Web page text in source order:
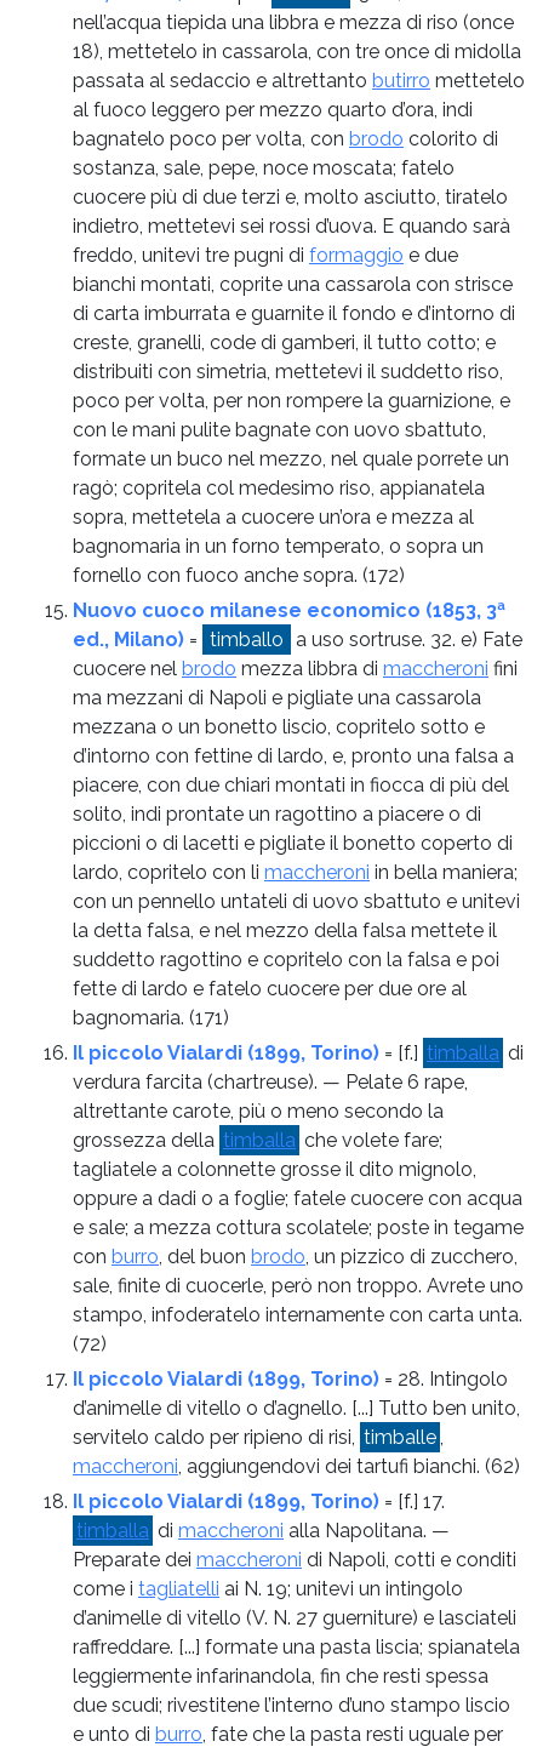
nell’acqua tiepida una libbra e mezza di riso (once
18), mettetelo in cassarola, con tre once di midolla
passata al sedaccio e altrettanto butirro mettetelo
al fuoco leggero per mezzo quarto d’ora, indi
bagnatelo poco per volta, con brodo colorito di
sostanza, sale, pepe, noce moscata; fatelo
cuocere più di due terzi e, molto asciutto, tiratelo
indietro, mettetevi sei rossi d’uova. E quando sarà
freddo, unitevi tre pugni di formaggio e due
bianchi montati, coprite una cassarola con strisce
di carta imburrata e guarnite il fondo e d’intorno di
creste, granelli, code di gamberi, il tutto cotto; e
distribuiti con simetria, mettetevi il suddetto riso,
poco per volta, per non rompere la guarnizione, e
con le mani pulite bagnate con uovo sbattuto,
formate un buco nel mezzo, nel quale porrete un
ragò; copritela col medesimo riso, appianatela
sopra, mettetela a cuocere un’ora e mezza al
bagnomaria in un forno temperato, o sopra un
fornello con fuoco anche sopra. (172)
Nuovo cuoco milanese economico (1853, 3ª
ed., Milano) = timballo
a uso sortruse. 32. e) Fate
cuocere nel brodo mezza libbra di maccheroni fini
ma mezzani di Napoli e pigliate una cassarola
mezzana o un bonetto liscio, copritelo sotto e
d’intorno con fettine di lardo, e, pronto una falsa a
piacere, con due chiari montati in fiocca di più del
solito, indi prontate un ragottino a piacere o di
piccioni o di lacetti e pigliate il bonetto coperto di
lardo, copritelo con li maccheroni in bella maniera;
con un pennello untateli di uovo sbattuto e unitevi
la detta falsa, e nel mezzo della falsa mettete il
suddetto ragottino e copritelo con la falsa e poi
fette di lardo e fatelo cuocere per due ore al
bagnomaria. (171)
Il piccolo Vialardi (1899, Torino) = [f.] timballa di
verdura farcita (chartreuse). — Pelate 6 rape,
altrettante carote, più o meno secondo la
grossezza della timballa che volete fare;
tagliatele a colonnette grosse il dito mignolo,
oppure a dadi o a foglie; fatele cuocere con acqua
e sale; a mezza cottura scolatele; poste in tegame
con burro, del buon brodo, un pizzico di zucchero,
sale, finite di cuocerle, però non troppo. Avrete uno
stampo, infoderatelo internamente con carta unta.
(72)
Il piccolo Vialardi (1899, Torino) = 28. Intingolo
d’animelle di vitello o d’agnello. [...] Tutto ben unito,
servitelo caldo per ripieno di risi, timballe,
maccheroni, aggiungendovi dei tartufi bianchi. (62)
Il piccolo Vialardi (1899, Torino) = [f.] 17.
timballa di maccheroni alla Napolitana. —
Preparate dei maccheroni di Napoli, cotti e conditi
come i tagliatelli ai N. 19; unitevi un intingolo
d’animelle di vitello (V. N. 27 guerniture) e lasciateli
raffreddare. [...] formate una pasta liscia; spianatela
leggiermente infarinandola, fin che resti spessa
due scudi; rivestitene l’interno d’uno stampo liscio
e unto di burro, fate che la pasta resti uguale per